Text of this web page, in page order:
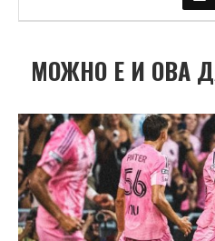
МОЖНО Е И ОВА